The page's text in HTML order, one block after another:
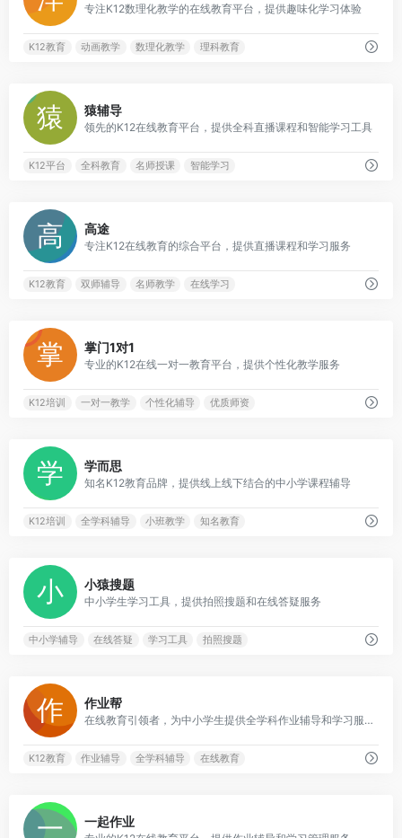
专注K12数理化教学的在线教育平台，提供趣味化学习体验
K12教育 动画教学 数理化教学 理科教育
猿辅导
领先的K12在线教育平台，提供全科直播课程和智能学习工具
K12平台 全科教育 名师授课 智能学习
高途
专注K12在线教育的综合平台，提供直播课程和学习服务
K12教育 双师辅导 名师教学 在线学习
掌门1对1
专业的K12在线一对一教育平台，提供个性化教学服务
K12培训 一对一教学 个性化辅导 优质师资
学而思
知名K12教育品牌，提供线上线下结合的中小学课程辅导
K12培训 全学科辅导 小班教学 知名教育
小猿搜题
中小学生学习工具，提供拍照搜题和在线答疑服务
中小学辅导 在线答疑 学习工具 拍照搜题
作业帮
在线教育引领者，为中小学生提供全学科作业辅导和学习服务
K12教育 作业辅导 全学科辅导 在线教育
一起作业